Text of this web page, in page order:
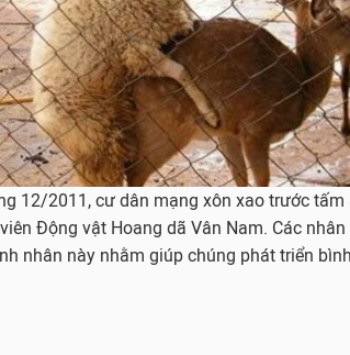
12/2011, cư dân mạng xôn xao trước tấm
Động vật Hoang dã Vân Nam. Các
nhân này nhằm giúp chúng phát triển